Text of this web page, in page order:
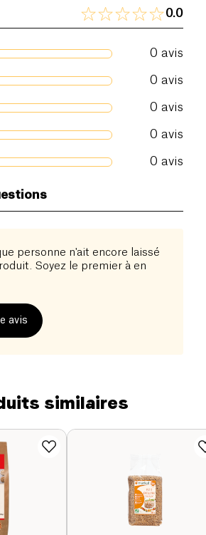
0.0
0 avis
0 avis
0 avis
0 avis
0 avis
personne n'ait encore laissé
Soyez le premier à en
avis
similaires